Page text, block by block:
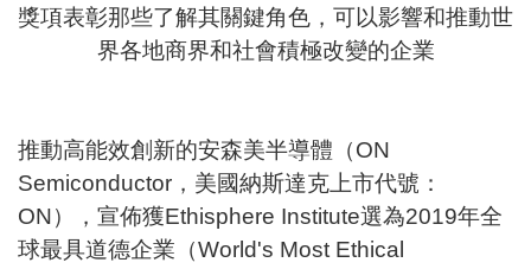
獎項表彰那些了解其關鍵角色，可以影響和推動世
界各地商界和社會積極改變的企業
推動高能效創新的安森美半導體（ON
Semiconductor，美國納斯達克上市代號：
ON），宣佈獲Ethisphere Institute選為2019年全
球最具道德企業 （World's Most Ethical